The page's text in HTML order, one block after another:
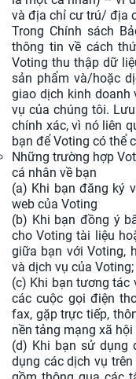
và địa chỉ cư trú/ địa
Trong Chính sách
thông tin về cách
Voting thu thập dữ
sản phẩm và/hoặc
giao dịch kinh doanh
vụ của chúng tôi.
chính xác, vì nó liên
bạn để Voting có thể
Những trường hợp
cá nhân về bạn
(a) Khi bạn đăng ký
web của Voting
(b) Khi bạn đồng ý
cho Voting tài liệu
giữa bạn với Voting,
và dịch vụ của Voting;
(c) Khi bạn tương tác
các cuộc gọi điện
fax, gặp trực tiếp,
nền tảng mạng xã
(d) Khi bạn sử dụng
dụng các dịch vụ